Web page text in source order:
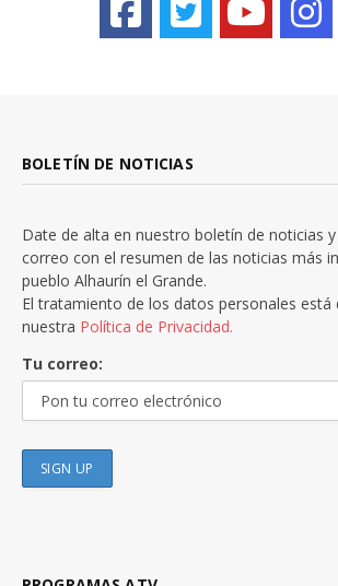
BOLETÍN DE NOTICIAS
Date de alta en nuestro boletín de noticias
correo con el resumen de las noticias más
pueblo Alhaurín el Grande.
El tratamiento de los datos personales está
nuestra Política de Privacidad.
Tu correo: